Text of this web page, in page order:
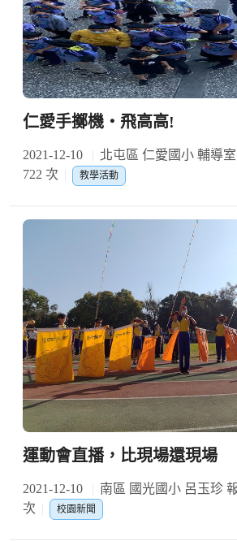
仁愛手擲機‧飛高高!
2021-12-10 北屯區 仁愛國小 輔導
722 次
教學活動
運動會直播，比現場還現場
2021-12-10 南區 國光國小 呂玉珍
次
校園新聞